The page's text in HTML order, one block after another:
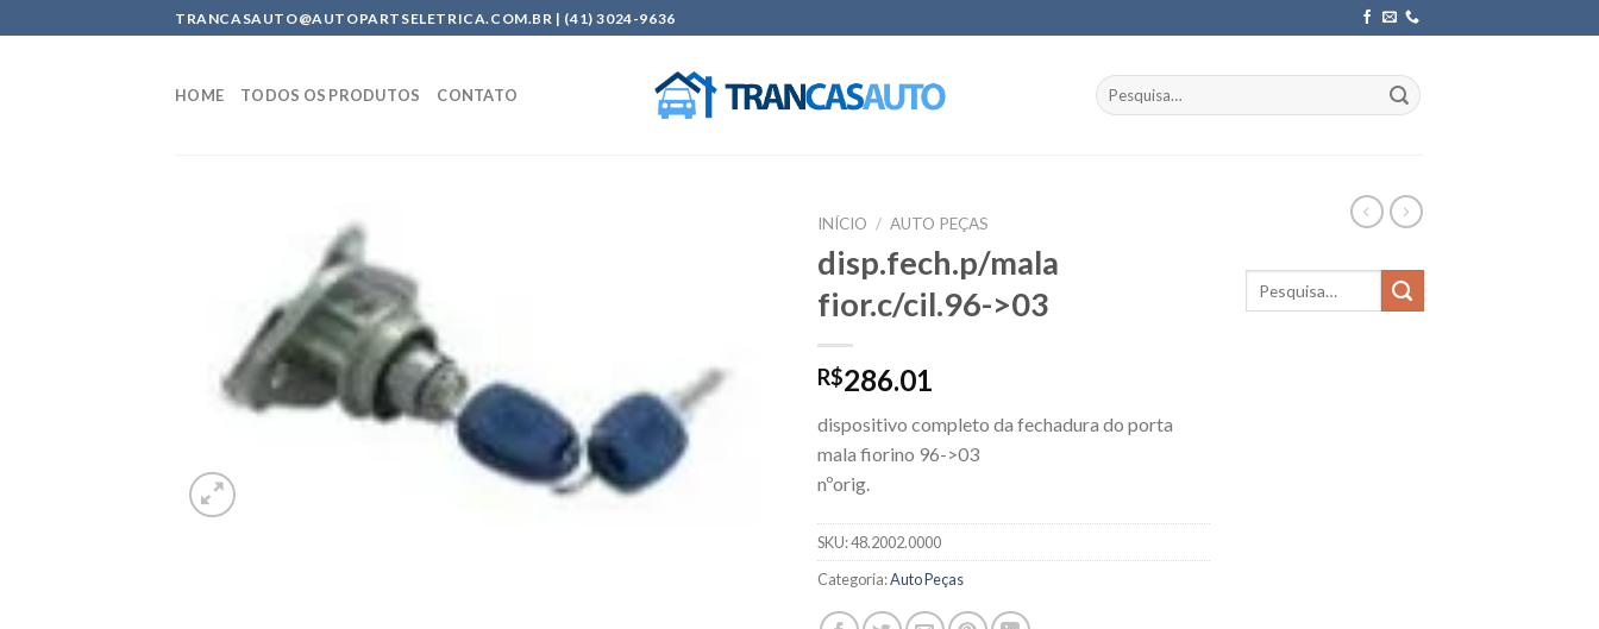
to
TRANCASAUTO@AUTOPARTSELETRICA.COM.BR | (41) 3024-9636
HOME TODOS OS PRODUTOS CONTATO
Pesquisar
por:
INÍCIO / AUTO PEÇAS
disp.fech.p/mala
fior.c/cil.96->03
R$286.01
dispositivo completo da fechadura do porta
mala fiorino 96->03
nºorig.
SKU:48.2002.0000
Categoria:Auto Peças